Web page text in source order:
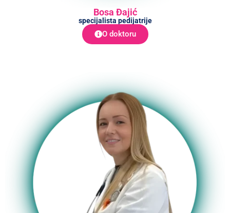
Bosa Đajić
specijalista pedijatrije
O doktoru